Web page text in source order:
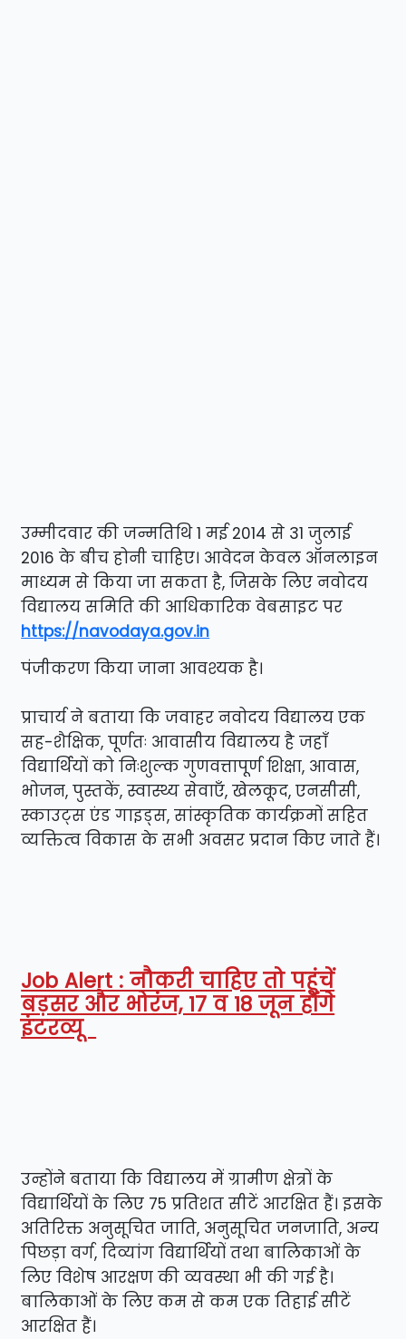
उम्मीदवार की जन्मतिथि 1 मई 2014 से 31 जुलाई
2016 के बीच होनी चाहिए। आवेदन केवल ऑनलाइन
माध्यम से किया जा सकता है, जिसके लिए नवोदय
विद्यालय समिति की आधिकारिक वेबसाइट
https://navodaya.gov.in
पर
पंजीकरण किया जाना आवश्यक है।
प्राचार्य ने बताया कि जवाहर नवोदय विद्यालय एक
सह-शैक्षिक, पूर्णतः आवासीय विद्यालय है जहाँ
विद्यार्थियों को निःशुल्क गुणवत्तापूर्ण शिक्षा, आवास,
भोजन, पुस्तकें, स्वास्थ्य सेवाएँ, खेलकूद, एनसीसी,
स्काउट्स एंड गाइड्स, सांस्कृतिक कार्यक्रमों सहित
व्यक्तित्व विकास के सभी अवसर प्रदान किए जाते हैं।
Job Alert : नौकरी चाहिए तो पहुंचें
बड़सर और भोरंज, 17 व 18 जून होंगे
इंटरव्यू
उन्होंने बताया कि विद्यालय में ग्रामीण क्षेत्रों के
विद्यार्थियों के लिए 75 प्रतिशत सीटें आरक्षित हैं। इसके
अतिरिक्त अनुसूचित जाति, अनुसूचित जनजाति, अन्य
पिछड़ा वर्ग, दिव्यांग विद्यार्थियों तथा बालिकाओं के
लिए विशेष आरक्षण की व्यवस्था भी की गई है।
बालिकाओं के लिए कम से कम एक तिहाई सीटें
आरक्षित हैं।